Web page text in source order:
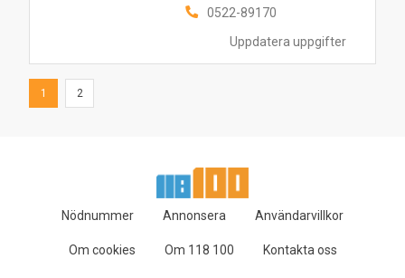
Uppdatera uppgifter
0522-89170
1 2
Nödnummer Annonsera Användarvillkor
Om cookies Om 118 100 Kontakta oss